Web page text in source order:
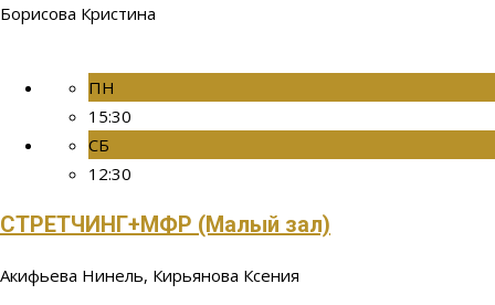
Борисова Кристина
ПН
15:30
СБ
12:30
СТРЕТЧИНГ+МФР (Малый зал)
Акифьева Нинель, Кирьянова Ксения